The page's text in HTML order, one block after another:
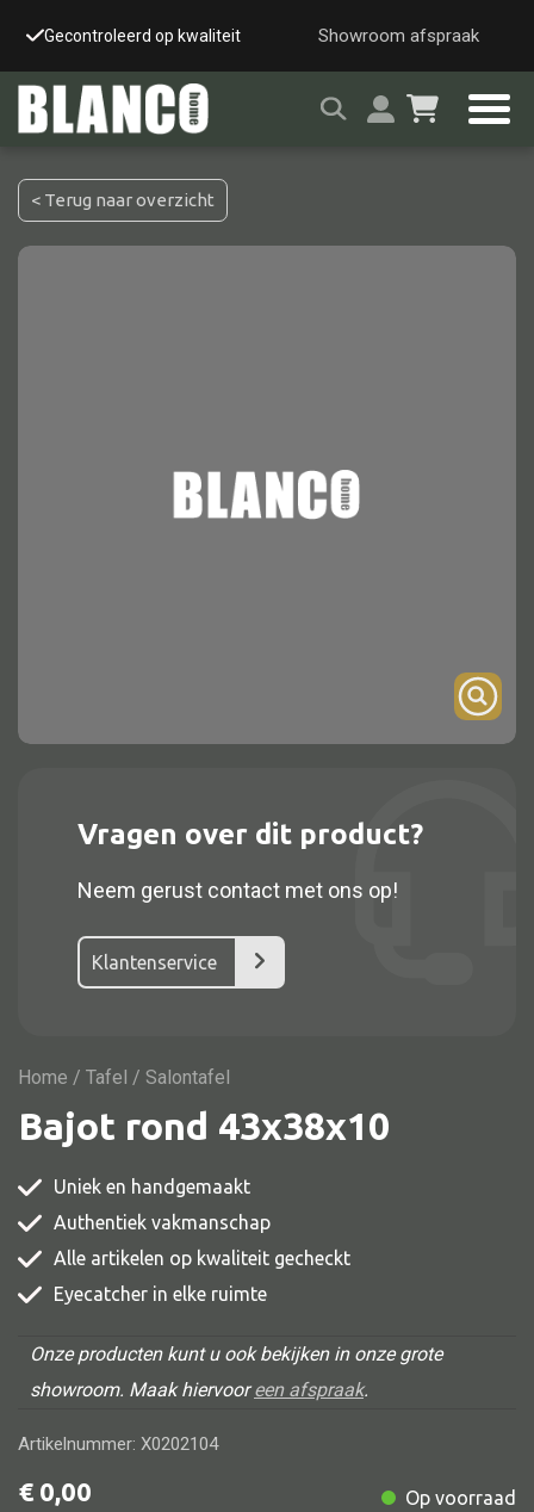
Gecontroleerd op kwaliteit Snelle & veilige
Showroom afspraak
Alle kasten
Dressoir
Nachtkast
Vitrine
TV meubel
Comode
Eetkamer stoel
Barstoel
Kinderstoel
< Terug naar overzicht
Vragen over dit product?
Neem gerust contact met ons op!
Klantenservice
Home / Tafel / Salontafel
Bajot rond 43x38x10
Uniek en handgemaakt
Authentiek vakmanschap
Alle artikelen op kwaliteit gecheckt
Eyecatcher in elke ruimte
Onze producten kunt u ook bekijken in onze grote
showroom. Maak hiervooreen afspraak.
Artikelnummer: X0202104
€ 0,00 Op voorraad